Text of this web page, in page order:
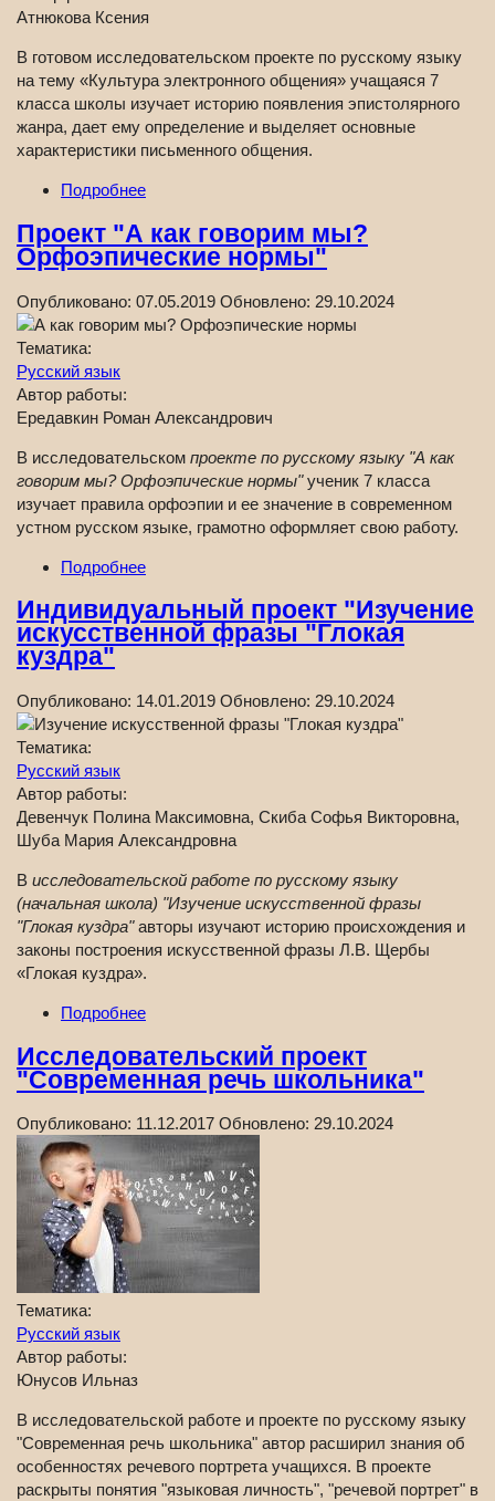
Атнюкова Ксения
В готовом исследовательском проекте по русскому языку
на тему «Культура электронного общения» учащаяся 7
класса школы изучает историю появления эпистолярного
жанра, дает ему определение и выделяет основные
характеристики письменного общения.
Подробнее
Проект "А как говорим мы?
Орфоэпические нормы"
Опубликовано: 07.05.2019 Обновлено: 29.10.2024
Тематика:
Русский язык
Автор работы:
Ередавкин Роман Александрович
В исследовательском проекте по русскому языку "А как
говорим мы? Орфоэпические нормы"ученик 7 класса
изучает правила орфоэпии и ее значение в современном
устном русском языке, грамотно оформляет свою работу.
Подробнее
Индивидуальный проект "Изучение
искусственной фразы "Глокая
куздра"
Опубликовано: 14.01.2019 Обновлено: 29.10.2024
Тематика:
Русский язык
Автор работы:
Девенчук Полина Максимовна, Скиба Софья Викторовна,
Шуба Мария Александровна
В исследовательской работе по русскому языку
(начальная школа) "Изучение искусственной фразы
"Глокая куздра"авторы изучают историю происхождения и
законы построения искусственной фразы Л.В. Щербы
«Глокая куздра».
Подробнее
Исследовательский проект
"Современная речь школьника"
Опубликовано: 11.12.2017 Обновлено: 29.10.2024
Тематика:
Русский язык
Автор работы:
Юнусов Ильназ
В исследовательской работе и проекте по русскому языку
"Современная речь школьника" автор расширил знания об
особенностях речевого портрета учащихся. В проекте
раскрыты понятия "языковая личность", "речевой портрет" в